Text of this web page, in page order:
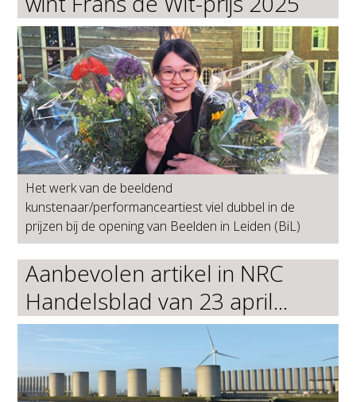
Het werk van de beeldend
kunstenaar/performanceartiest viel dubbel in de
prijzen bij de opening van Beelden in Leiden (BiL)
Aanbevolen artikel in NRC
Handelsblad van 23 april...